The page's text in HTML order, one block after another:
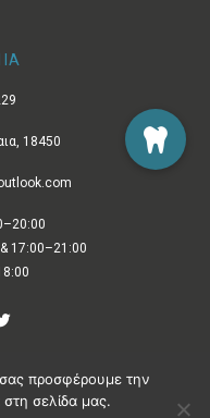
18450
17:00–21:00
with by
προσφέρουμε την
στη σελίδα μας.